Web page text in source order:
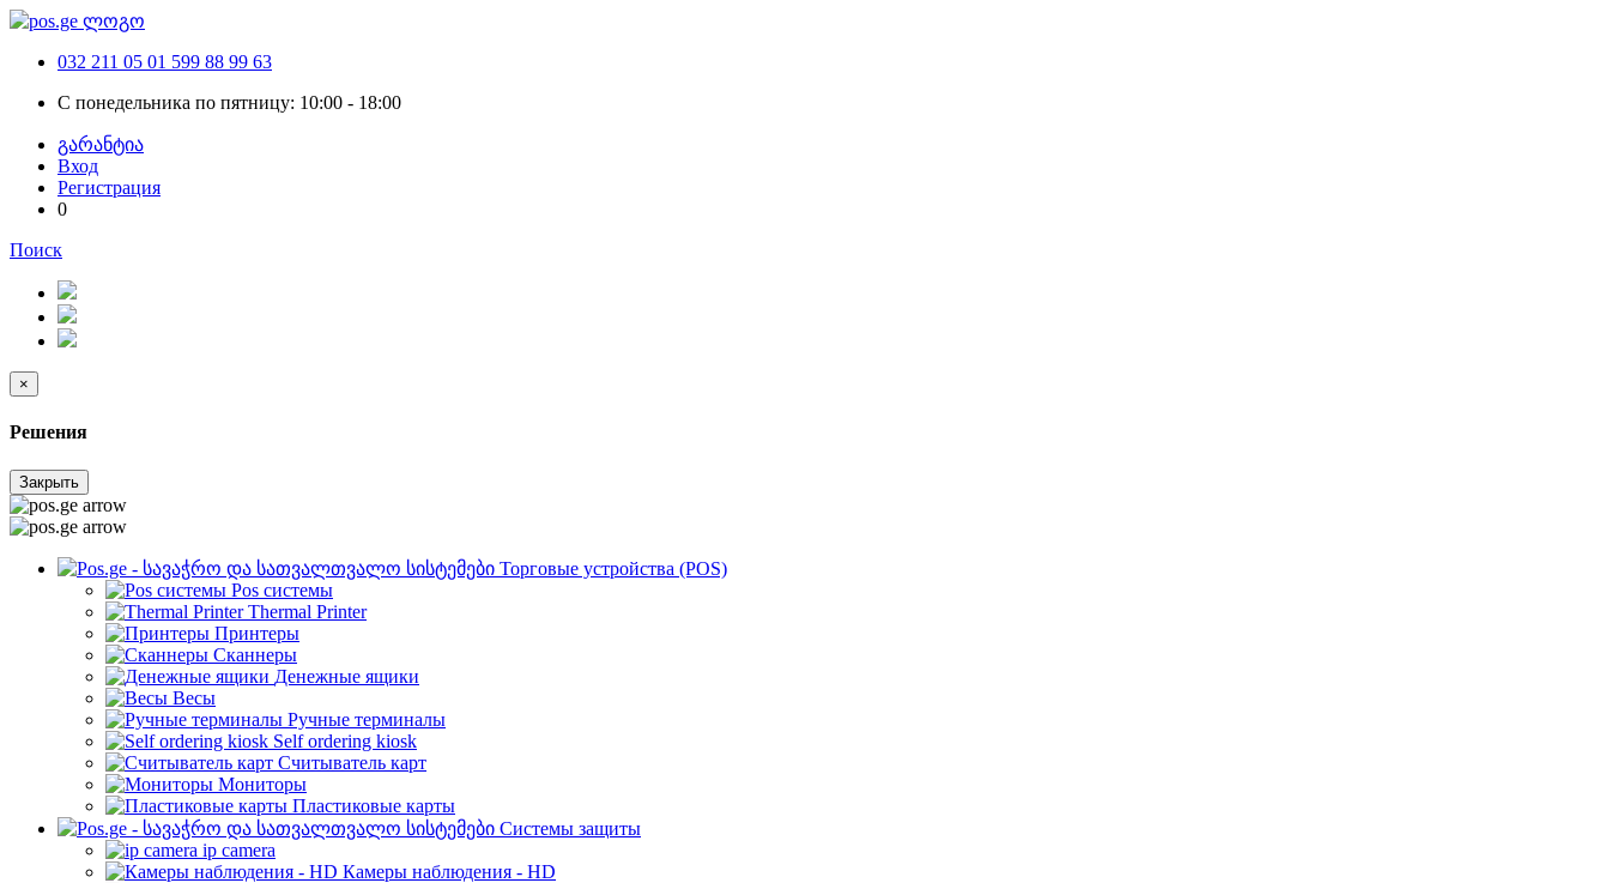
032 211 05 01 599 88 99 63
С понедельника по пятницу: 10:00 - 18:00
გარანტია
Вход
Регистрация
0
Поиск
×
Решения
Закрыть
Торговые устройства (POS)
Pos системы
Thermal Printer
Принтеры
Сканнеры
Денежные ящики
Весы
Ручные терминалы
Self ordering kiosk
Считыватель карт
Мониторы
Пластиковые карты
Cистемы защиты
ip camera
Камеры наблюдения - HD